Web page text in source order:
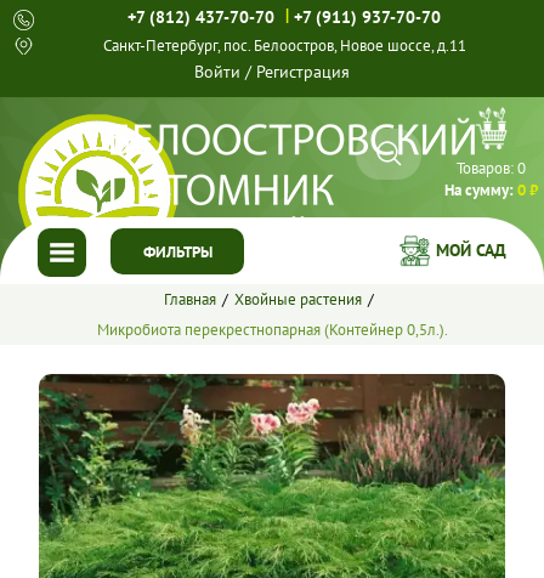
+7 (812) 437-70-70 | +7 (911) 937-70-70
Санкт-Петербург, пос. Белоостров, Новое шоссе, д.11
Войти / Регистрация
Товаров:0
На сумму:0 ₽
ФИЛЬТРЫ
ГЛАВНАЯ
КАТАЛОГ
СПЕЦПРЕДЛОЖЕНИЯ
ГОТОВЫЕ РЕШЕНИЯ
О НАС
МОЙ САД
Главная
Хвойные растения
Микробиота перекрестнопарная (Контейнер 0,5л.).